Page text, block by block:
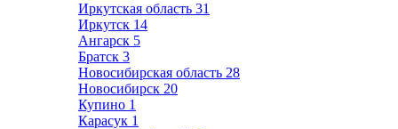
Иркутская область 31
Иркутск 14
Ангарск 5
Братск 3
Новосибирская область 28
Новосибирск 20
Купино 1
Карасук 1